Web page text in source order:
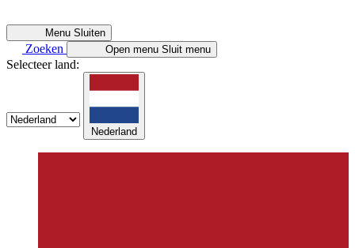
Menu Sluiten
Zoeken Open menu Sluit menu
Selecteer land:
Nederland